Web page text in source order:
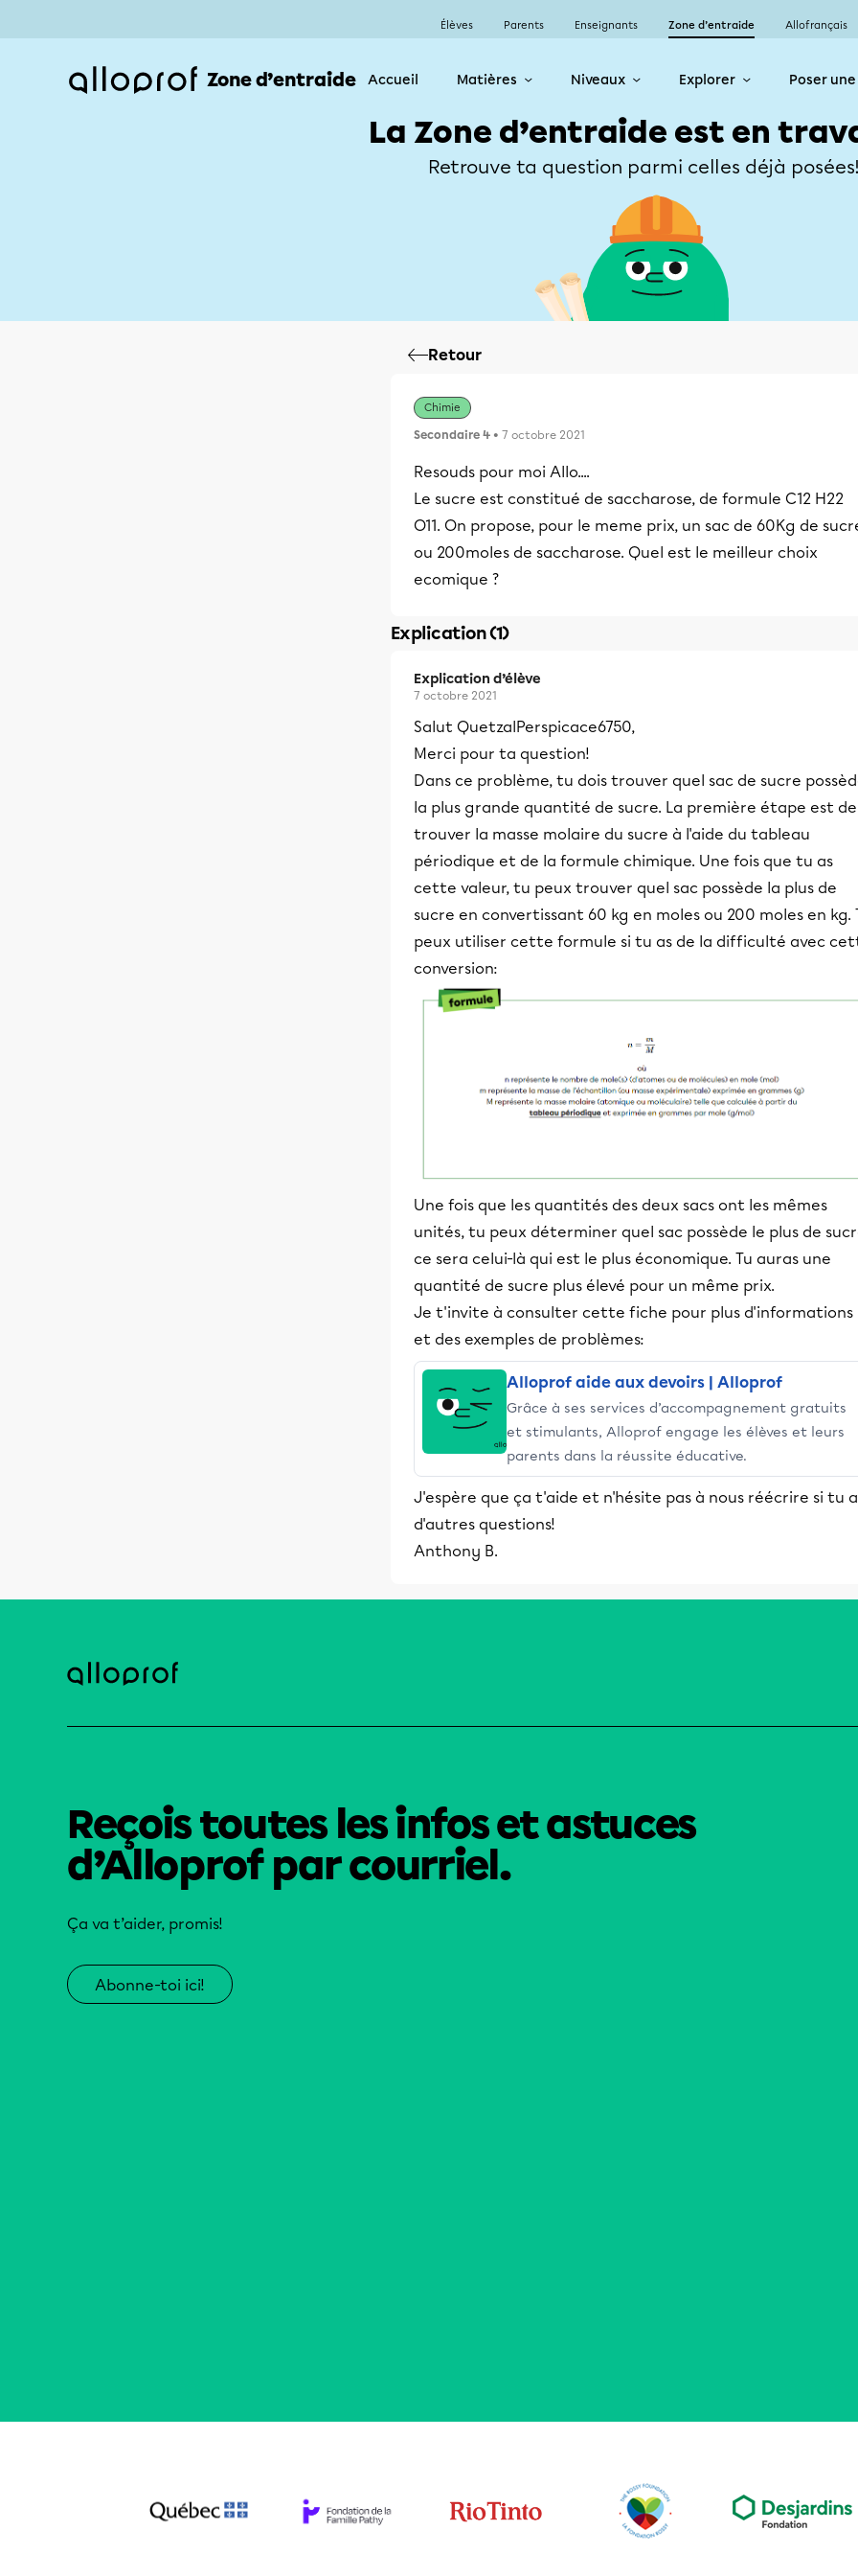
Élèves Parents Enseignants Zone d’entraide Allofrançais
Zone d’entraide Accueil Matières Niveaux Explorer Poser
La Zone d’entraide est en
Retrouve ta question parmi celles déjà
Retour
Chimie
Secondaire 4 • 7 octobre 2021
Resouds pour moi Allo....
Le sucre est constitué de saccharose, de formule C12 H22
O11. On propose, pour le meme prix, un sac de 60Kg de
ou 200moles de saccharose. Quel est le meilleur choix
ecomique ?
Explication (1)
Explication d’élève
7 octobre 2021
Salut QuetzalPerspicace6750,
Merci pour ta question!
Dans ce problème, tu dois trouver quel sac de sucre
la plus grande quantité de sucre. La première étape est de
trouver la masse molaire du sucre à l'aide du tableau
périodique et de la formule chimique. Une fois que tu as
cette valeur, tu peux trouver quel sac possède la plus de
sucre en convertissant 60 kg en moles ou 200 moles en kg.
peux utiliser cette formule si tu as de la difficulté avec
conversion:
Une fois que les quantités des deux sacs ont les mêmes
unités, tu peux déterminer quel sac possède le plus de
ce sera celui-là qui est le plus économique. Tu auras une
quantité de sucre plus élevé pour un même prix.
Je t'invite à consulter cette fiche pour plus d'informations
et des exemples de problèmes:
Alloprof aide aux devoirs | Alloprof
Grâce à ses services d’accompagnement gratuits
et stimulants, Alloprof engage les élèves et leurs
parents dans la réussite éducative.
J'espère que ça t'aide et n'hésite pas à nous réécrire si tu
d'autres questions!
Anthony B.
Reçois toutes les infos et astuces
d’Alloprof par courriel.
Ça va t’aider, promis!
Abonne-toi ici!